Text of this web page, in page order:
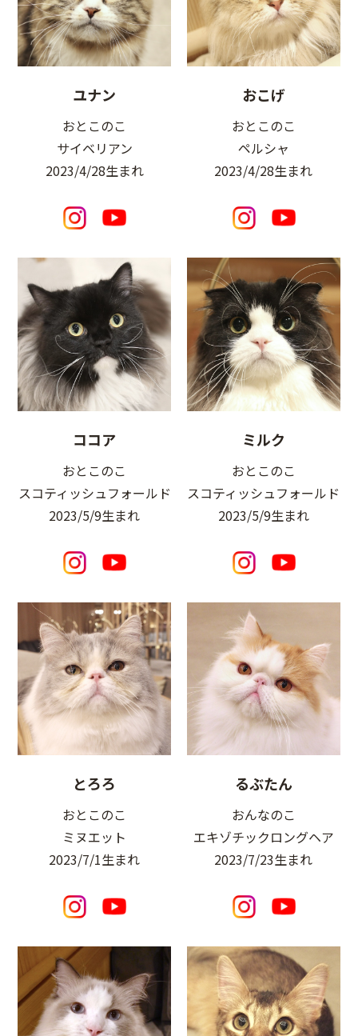
ユナン
おとこのこ
サイベリアン
2023/4/28生まれ
おこげ
おとこのこ
ペルシャ
2023/4/28生まれ
ココア
おとこのこ
スコティッシュフォールド
2023/5/9生まれ
ミルク
おとこのこ
スコティッシュフォールド
2023/5/9生まれ
とろろ
おとこのこ
ミヌエット
2023/7/1生まれ
るぶたん
おんなのこ
エキゾチックロングヘア
2023/7/23生まれ